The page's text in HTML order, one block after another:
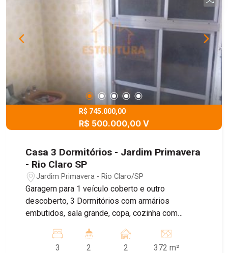
R$ 745.000,00
R$ 500.000,00 V
Casa 3 Dormitórios - Jardim Primavera
- Rio Claro SP
Jardim Primavera - Rio Claro/SP
Garagem para 1 veículo coberto e outro
descoberto, 3 Dormitórios com armários
embutidos, sala grande, copa, cozinha com
quarto de despejo, WC externo, lavanderia.
3
2 2 372 m²